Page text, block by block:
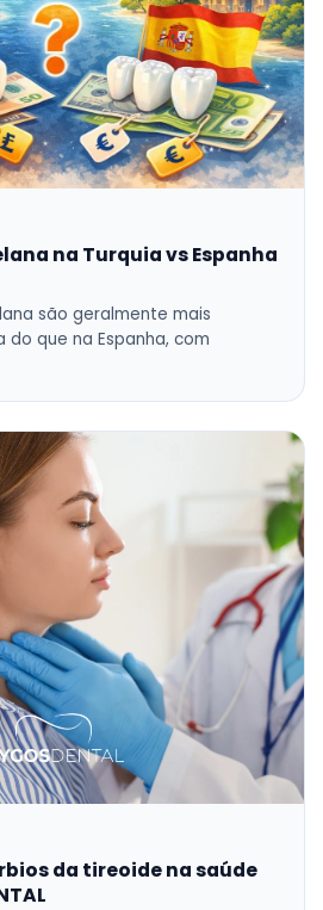
na Turquia vs Espanha
são geralmente mais
do que na Espanha, com
da tireoide na saúde